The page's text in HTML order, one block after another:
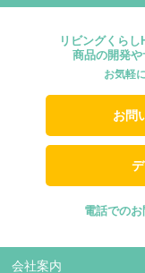
リビングくら
商品の開発
お気軽
お問
電話での
会社案内